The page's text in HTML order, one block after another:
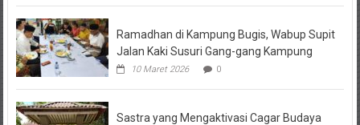
Ramadhan di Kampung Bugis, Wabup Supit
Jalan Kaki Susuri Gang-gang Kampung
10 Maret 2026 0
Sastra yang Mengaktivasi Cagar Budaya